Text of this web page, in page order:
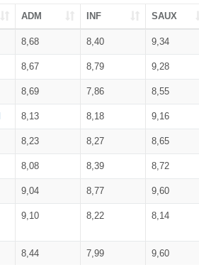
ADM INF SAUX
8,68 8,40 9,34
8,67 8,79 9,28
8,69 7,86 8,55
8,13 8,18 9,16
8,23 8,27 8,65
8,08 8,39 8,72
9,04 8,77 9,60
9,10 8,22 8,14
8,44 7,99 9,60